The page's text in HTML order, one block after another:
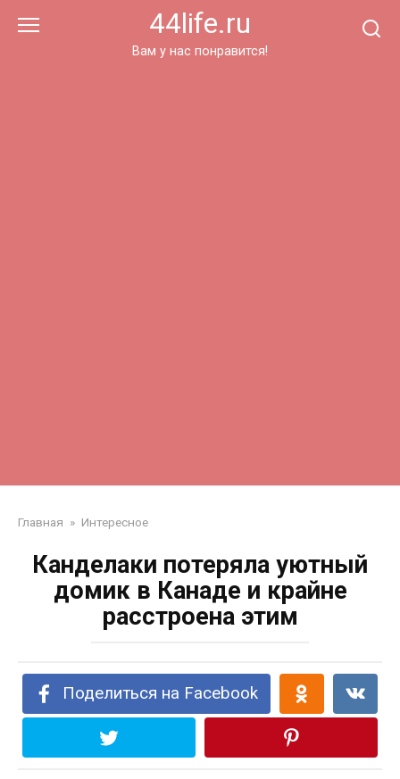
44life.ru
Вам у нас понравится!
Главная » Интересное
Канделаки потеряла уютный
домик в Канаде и крайне
расстроена этим
Поделиться на Facebook